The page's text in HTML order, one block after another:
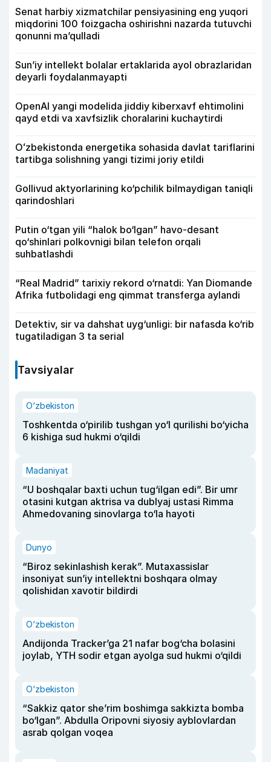
Senat harbiy xizmatchilar pensiyasining eng yuqori
miqdorini 100 foizgacha oshirishni nazarda tutuvchi
qonunni ma’qulladi
Sun’iy intellekt bolalar ertaklarida ayol obrazlaridan
deyarli foydalanmayapti
OpenAI yangi modelida jiddiy kiberxavf ehtimolini
qayd etdi va xavfsizlik choralarini kuchaytirdi
Oʻzbekistonda energetika sohasida davlat tariflarini
tartibga solishning yangi tizimi joriy etildi
Gollivud aktyorlarining ko‘pchilik bilmaydigan taniqli
qarindoshlari
Putin o‘tgan yili “halok bo‘lgan” havo-desant
qo‘shinlari polkovnigi bilan telefon orqali
suhbatlashdi
“Real Madrid” tarixiy rekord o‘rnatdi: Yan Diomande
Afrika futbolidagi eng qimmat transferga aylandi
Detektiv, sir va dahshat uyg‘unligi: bir nafasda ko‘rib
tugatiladigan 3 ta serial
Tavsiyalar
O‘zbekiston
Toshkentda o‘pirilib tushgan yo‘l qurilishi bo‘yicha
6 kishiga sud hukmi o‘qildi
Madaniyat
“U boshqalar baxti uchun tug‘ilgan edi”. Bir umr
otasini kutgan aktrisa va dublyaj ustasi Rimma
Ahmedovaning sinovlarga to‘la hayoti
Dunyo
“Biroz sekinlashish kerak”. Mutaxassislar
insoniyat sun’iy intellektni boshqara olmay
qolishidan xavotir bildirdi
O‘zbekiston
Andijonda Tracker’ga 21 nafar bog‘cha bolasini
joylab, YTH sodir etgan ayolga sud hukmi o‘qildi
O‘zbekiston
“Sakkiz qator she’rim boshimga sakkizta bomba
bo‘lgan”. Abdulla Oripovni siyosiy ayblovlardan
asrab qolgan voqea